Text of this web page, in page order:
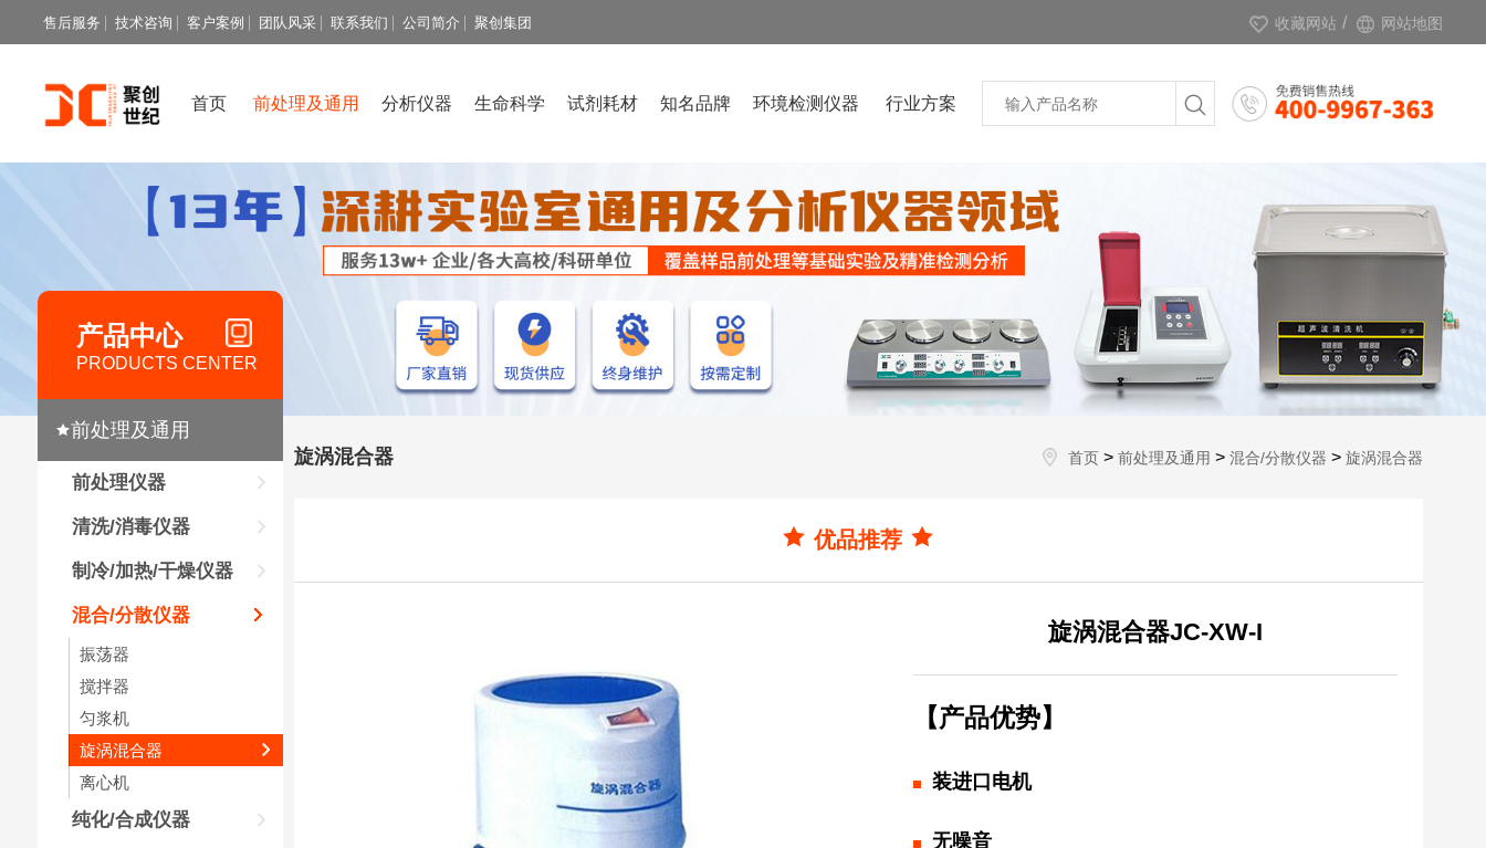
售后服务 技术咨询 客户案例 团队风采 联系我们 公司简介 聚创集团 收藏网站 / 网站地图
首页 前处理及通用 分析仪器 生命科学 试剂耗材 知名品牌 环境检测仪器 行业方案
产品中心
PRODUCTS CENTER
前处理及通用
前处理仪器
清洗/消毒仪器
制冷/加热/干燥仪器
混合/分散仪器
振荡器
搅拌器
匀浆机
旋涡混合器
离心机
纯化/合成仪器
旋涡混合器 首页 >前处理及通用 >混合/分散仪器 >旋涡混合器
优品推荐
旋涡混合器JC-XW-I
【产品优势】
装进口电机
无噪音